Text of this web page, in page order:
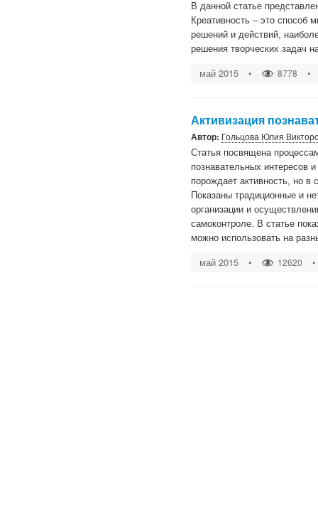
В данной статье
Креативность – это способ
решений и действий,
решения творческих задач
май 2015 • 8778 •
Активизация
Автор: Гольцова Юлия
Статья посвящена
познавательных интересов
порождает активность, но в
Показаны традиционные и
организации и
самоконтроле. В статье
можно использовать на
май 2015 • 12620 •